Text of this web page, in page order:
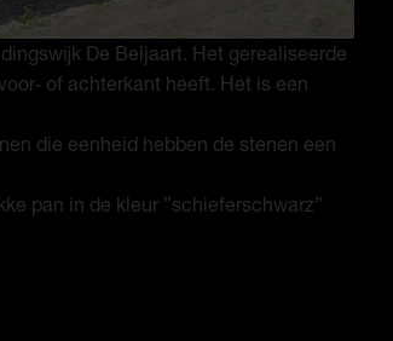
De Beljaart. Het gerealiseerde
of achterkant heeft. Het is een
die eenheid hebben de stenen een
pan in de kleur ”schieferschwarz”